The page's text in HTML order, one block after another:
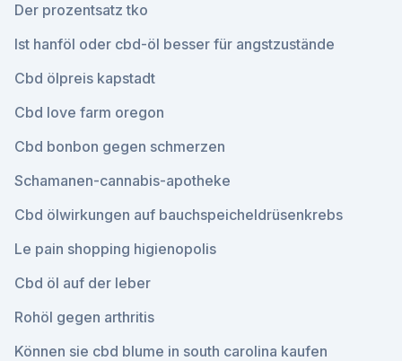
Der prozentsatz tko
Ist hanföl oder cbd-öl besser für angstzustände
Cbd ölpreis kapstadt
Cbd love farm oregon
Cbd bonbon gegen schmerzen
Schamanen-cannabis-apotheke
Cbd ölwirkungen auf bauchspeicheldrüsenkrebs
Le pain shopping higienopolis
Cbd öl auf der leber
Rohöl gegen arthritis
Können sie cbd blume in south carolina kaufen